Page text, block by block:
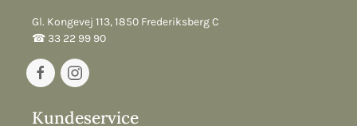
Gl. Kongevej 113, 1850 Frederiksberg C
☎︎ 33 22 99 90
Kundeservice